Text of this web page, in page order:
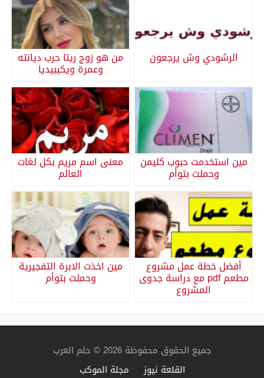
الرشودي وش يرجعون من هو زوج ريتا حرب ديانته
وعمرة ويكيبيديا
مين استخدمت حبوب كليمن
وحملت بتوأم
معنى اسم مريم بكل لغات
العالم
أفضل خطة عمل مشروع
مطعم pdf مع دراسة جدوى
المشروع
مين اخذت الابرة التفجيرية
وحملت بتوأم
جميع الحقوق محفوظة 2026 © حلم العرب
القلعة نيوز
مجلة الموكب